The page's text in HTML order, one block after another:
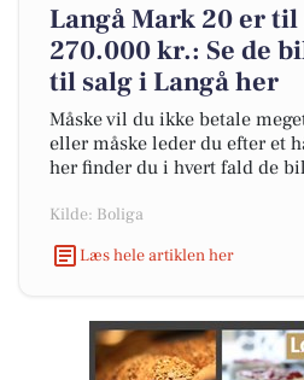
Langå Mark 20 er
270.000 kr.: Se de
til salg i Langå her
Måske vil du ikke betale
eller måske leder du efter et
her finder du i hvert fald de
Kilde: Boliga
Læs hele artiklen her